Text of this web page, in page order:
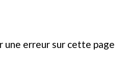
une erreur sur cette page